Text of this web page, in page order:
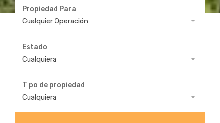
Propiedad Para
Cualquier Operación
Propiedad
Para
Estado
Cualquiera
Estado
Tipo de propiedad
Cualquiera
Tipo
propiedad